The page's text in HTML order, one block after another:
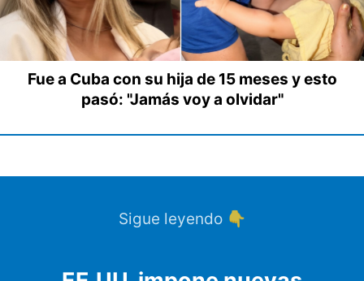
Fue a Cuba con su hija de 15 meses y esto
pasó: "Jamás voy a olvidar"
Sigue leyendo 👇